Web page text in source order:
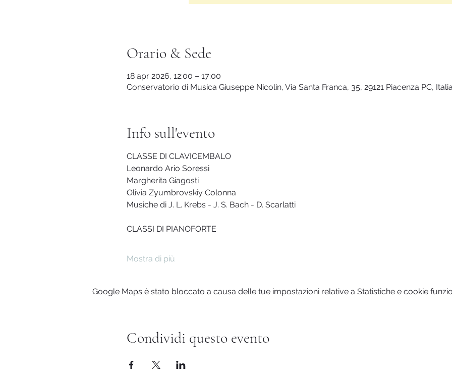
Orario & Sede
18 apr 2026, 12:00 – 17:00
Conservatorio di Musica Giuseppe Nicolin, Via Santa Franca, 35, 29121 Piacenza PC,
Info sull'evento
CLASSE DI CLAVICEMBALO
Leonardo Ario Soressi
Margherita Giagosti
Olivia Zyumbrovskiy Colonna
Musiche di J. L. Krebs - J. S. Bach - D. Scarlatti
CLASSI DI PIANOFORTE
Mostra di più
Google Maps è stato bloccato a causa delle tue impostazioni relative a Statistiche e cookie
Condividi questo evento